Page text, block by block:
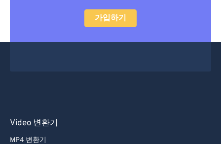
가입하기
Video 변환기
MP4 변환기